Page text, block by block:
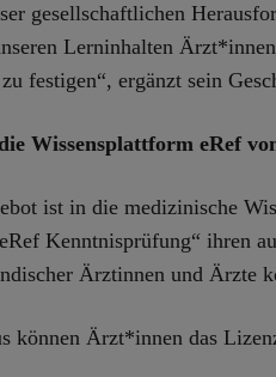
gesellschaftlichen
Lerninhalten
festigen“, ergänzt sein
Wissensplattform eRef
ist in die medizinische
Kenntnisprüfung“ ihren
Ärztinnen und Ärzte
können Ärzt*innen das